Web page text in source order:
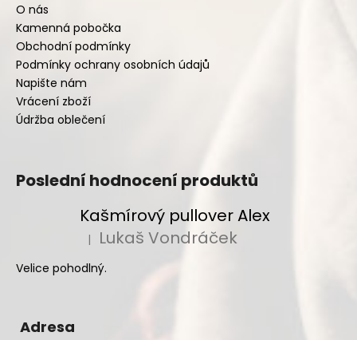
O nás
Kamenná pobočka
Obchodní podmínky
Podmínky ochrany osobních údajů
Napište nám
Vrácení zboží
Údržba oblečení
Poslední hodnocení produktů
Kašmírový pullover Alex
Hodnocení produktu je 5 z 5 hvězdiček.
| Lukaš Vondráček
Velice pohodlný.
Adresa